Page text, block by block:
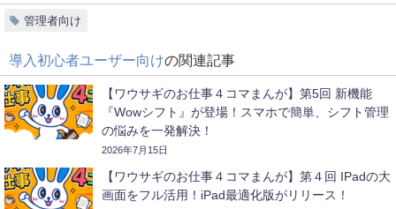
管理者向け
導入初心者ユーザー向けの関連記事
【ワウサギのお仕事４コマまんが】第5回 新機能
『Wowシフト』が登場！スマホで簡単、シフト管理
の悩みを一発解決！
2026年7月15日
【ワウサギのお仕事４コマまんが】第４回 IPadの大
画面をフル活用！iPad最適化版がリリース！